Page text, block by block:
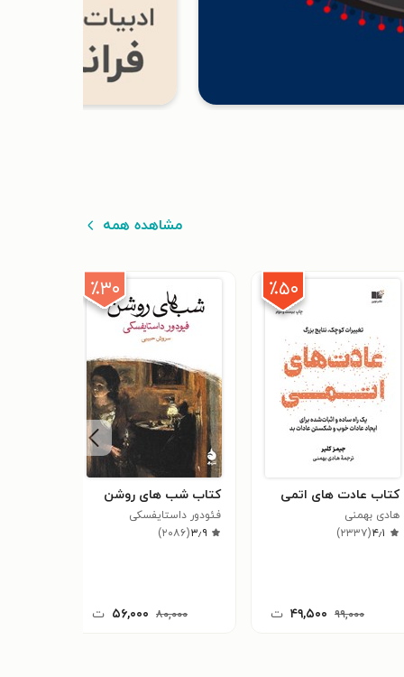
مشاهده همه
٪۵۰
کتاب عادت های اتمی
هادی بهمنی
۴٫۱(۲۳۳۷)
۹۹,۰۰۰ ۴۹,۵۰۰ ت
٪۳۰
کتاب شب های روشن
فئودور داستایفسکی
۳٫۹(۲۰۸۶)
۸۰,۰۰۰ ۵۶,۰۰۰ ت